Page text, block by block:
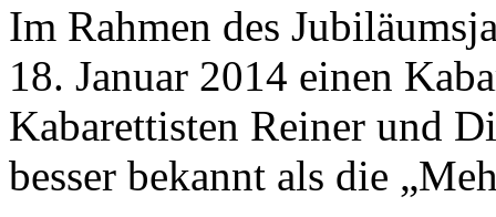
Im Rahmen des
18. Januar 2014 einen
Kabarettisten Reiner und
besser bekannt als die